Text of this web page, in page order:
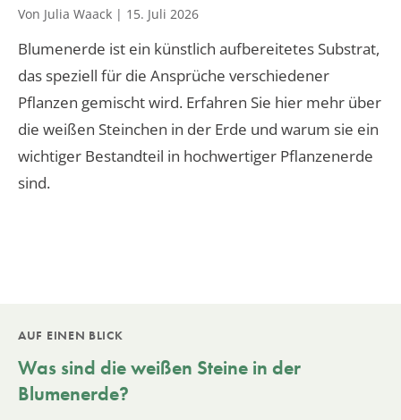
Von Julia Waack | 15. Juli 2026
Blumenerde ist ein künstlich aufbereitetes Substrat,
das speziell für die Ansprüche verschiedener
Pflanzen gemischt wird. Erfahren Sie hier mehr über
die weißen Steinchen in der Erde und warum sie ein
wichtiger Bestandteil in hochwertiger Pflanzenerde
sind.
AUF EINEN BLICK
Was sind die weißen Steine in der
Blumenerde?